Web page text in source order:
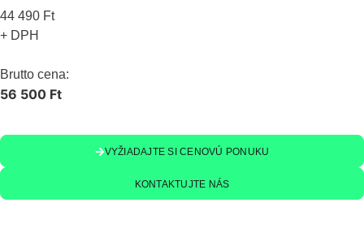
44 490 Ft
+ DPH
Brutto cena:
56 500 Ft
VYŽIADAJTE SI CENOVÚ PONUKU
KONTAKTUJTE NÁS